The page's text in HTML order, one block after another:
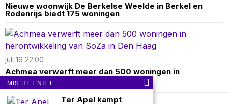
Nieuwe woonwijk De Berkelse Weelde in Berkel en
Rodenrijs biedt 175 woningen
juli 16 22:00
Achmea verwerft meer dan 500 woningen in
herontwikkeling van SoZa in Den Haag
MIS HET NIET
Ter Apel kampt